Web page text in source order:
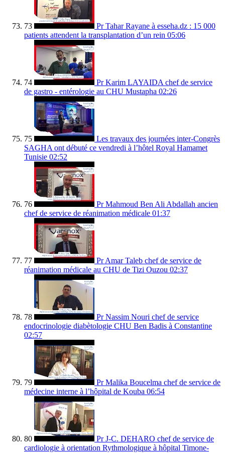
73
Pr Tahar Rayane à esseha.dz : 15 000
patients attendent la transplantation d’un rein 05:06
74
Pr Karim LAYAIDA chef de service
de gastro - entérologie au CHU Mustapha 02:26
75
Les travaux des journées inter-Congrès
SAGHA ont débuté ce vendredi à l’hôtel Royal Hamamet
Tunisie 02:52
76
Pr Mahmoud Ben Ali Abdallah ancien
chef de service de réanimation médicale 01:37
77
Pr Amar Taleb chef de service de
réanimation médicale au CHU de Tizi Ouzou 02:37
78
Pr Nassim Nouri chef de service
endocrinologie diabètologie CHU Ben Badis à Constantine
02:57
79
Pr Malika Boucelma chef de service de
médecine interne à l’hôpital de Kouba 06:54
80
Pr J-C. DEHARO chef de service de
cardiologie à orientation Rythmologique à hôpital Timone-